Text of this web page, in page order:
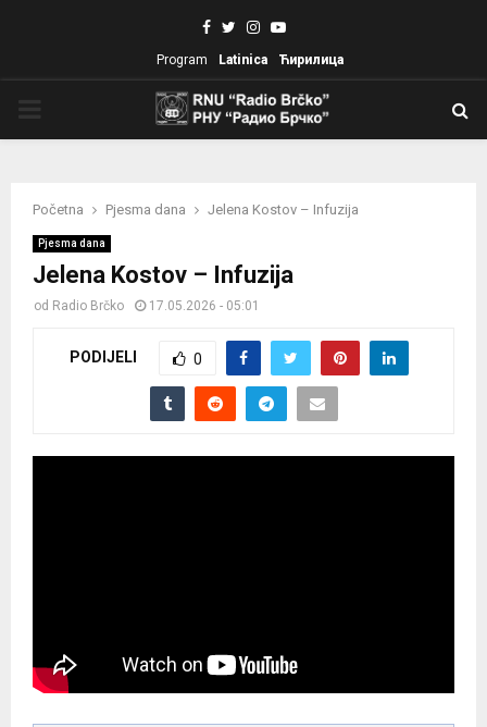
Facebook
TwitterInstagram
Youtube
Program Latinica Ћирилица
Početna Pjesma dana Jelena Kostov – Infuzija
Pjesma dana
Jelena Kostov – Infuzija
od Radio Brčko 17.05.2026 - 05:01
PODIJELI 0